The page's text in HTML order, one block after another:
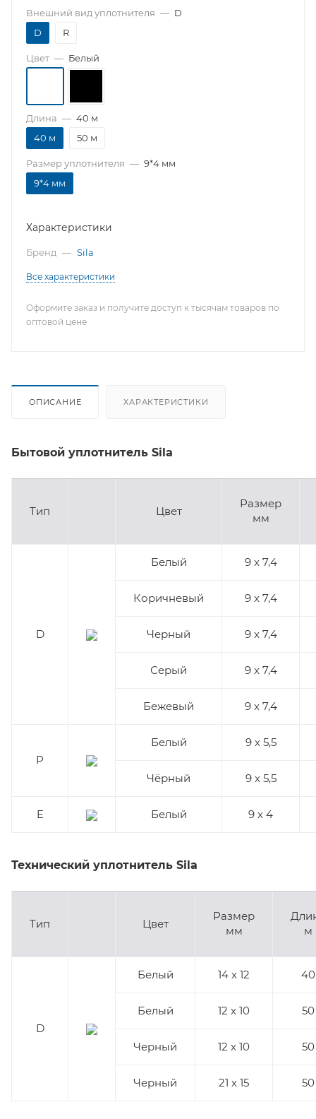
Внешний вид уплотнителя — D
D
R
Цвет — Белый
Длина — 40 м
40 м
50 м
Размер уплотнителя — 9*4 мм
9*4 мм
Характеристики
Бренд — Sila
Все характеристики
Оформите заказ и получите доступ к тысячам товаров по
оптовой цене
ОПИСАНИЕ ХАРАКТЕРИСТИКИ
Бытовой уплотнитель Sila
Тип Цвет
Размер
мм
D
Белый 9 x 7,4
Коричневый 9 x 7,4
Черный 9 x 7,4
Серый 9 x 7,4
Бежевый 9 x 7,4
P
Белый 9 x 5,5
Чёрный 9 x 5,5
E Белый 9 x 4
Технический уплотнитель Sila
Тип Цвет
Размер
мм
м
D
Белый 14 x 12 40
Белый 12 x 10 50
Черный 12 x 10 50
Черный 21 x 15 50